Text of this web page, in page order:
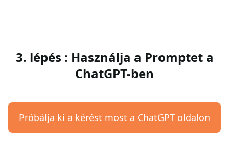
3. lépés : Használja a Promptet a
ChatGPT-ben
Próbálja ki a kérést most a ChatGPT oldalon